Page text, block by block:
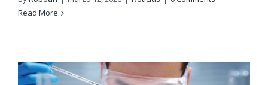
Read More